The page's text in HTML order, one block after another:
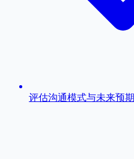
评估沟通模式与未来预期